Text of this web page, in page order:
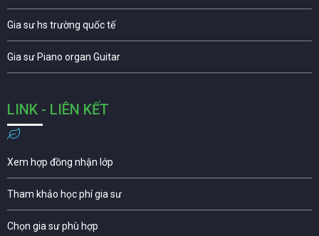
Gia sư hs trường quốc tế
Gia sư Piano organ Guitar
LINK - LIÊN KẾT
Xem hợp đồng nhận lớp
Tham khảo học phí gia sư
Chọn gia sư phù hợp